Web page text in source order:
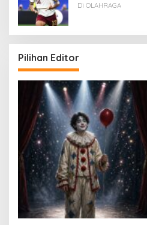
Di OLAHRAGA
Pilihan Editor